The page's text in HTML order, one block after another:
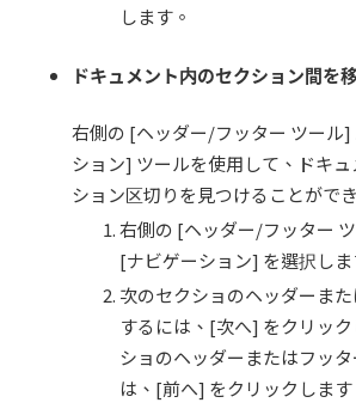
します。
ドキュメント内のセクション間を
右側の [ヘッダー/フッター ツール]
ション] ツールを使用して、ドキ
ション区切りを見つけることがで
右側の [ヘッダー/フッター
[ナビゲーション] を選択しま
次のセクショのヘッダーま
するには、[次へ] をクリッ
ショのヘッダーまたはフッ
は、[前へ] をクリックします